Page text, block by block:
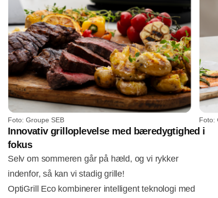
Foto: Groupe SEB Foto:
Innovativ grilloplevelse med bæredygtighed i
fokus
Selv om sommeren går på hæld, og vi rykker
indenfor, så kan vi stadig grille!
OptiGrill Eco kombinerer intelligent teknologi med